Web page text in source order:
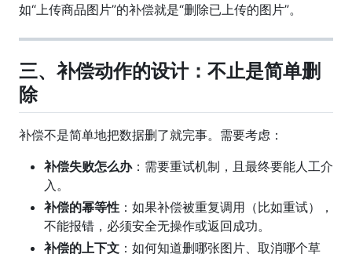
如“上传商品图片”的补偿就是“删除已上传的图片”。
三、补偿动作的设计：不止是简单删
除
补偿不是简单地把数据删了就完事。需要考虑：
补偿失败怎么办：需要重试机制，且最终要能人工介
入。
补偿的幂等性 ：如果补偿被重复调用（比如重试），
不能报错，必须安全无操作或返回成功。
补偿的上下文 ：如何知道删哪张图片、取消哪个草